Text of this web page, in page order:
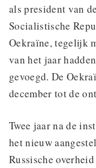
als president van
Socialistische
Oekraïne, tegelijk
van het jaar
gevoegd. De
december tot de
Twee jaar na de
het nieuw
Russische